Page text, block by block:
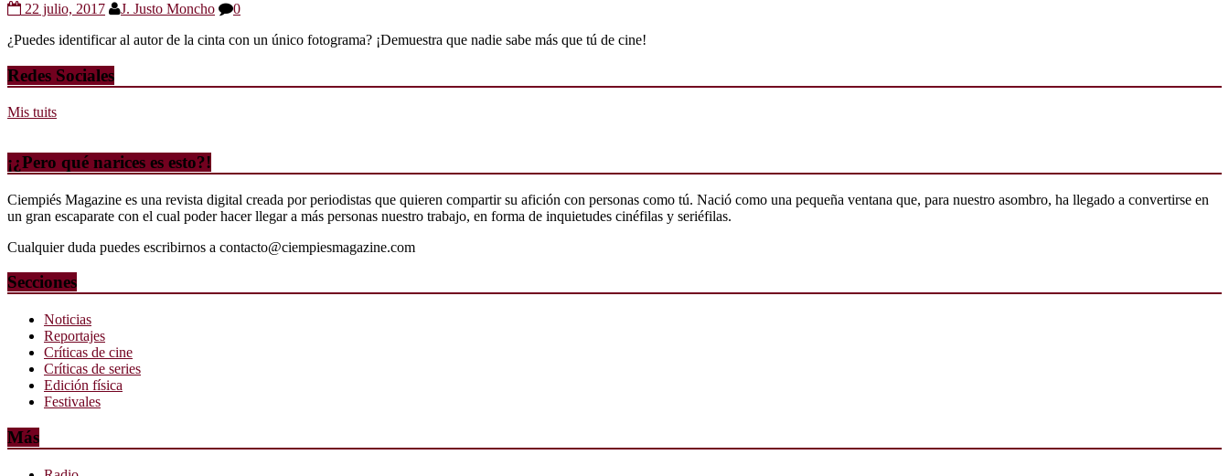
22 julio, 2017 J. Justo Moncho
0
¿Puedes identificar al autor de la cinta con un único fotograma? ¡Demuestra que nadie sabe más que tú de cine!
Redes Sociales
Mis tuits
¡¿Pero qué narices es esto?!
Ciempiés Magazine es una revista digital creada por periodistas que quieren compartir su afición con personas como tú. Nació como una pequeña ventana que, para nuestro asombro, ha llegado a convertirse en
un gran escaparate con el cual poder hacer llegar a más personas nuestro trabajo, en forma de inquietudes cinéfilas y seriéfilas.
Cualquier duda puedes escribirnos a contacto@ciempiesmagazine.com
Secciones
Noticias
Reportajes
Críticas de cine
Críticas de series
Edición física
Festivales
Más